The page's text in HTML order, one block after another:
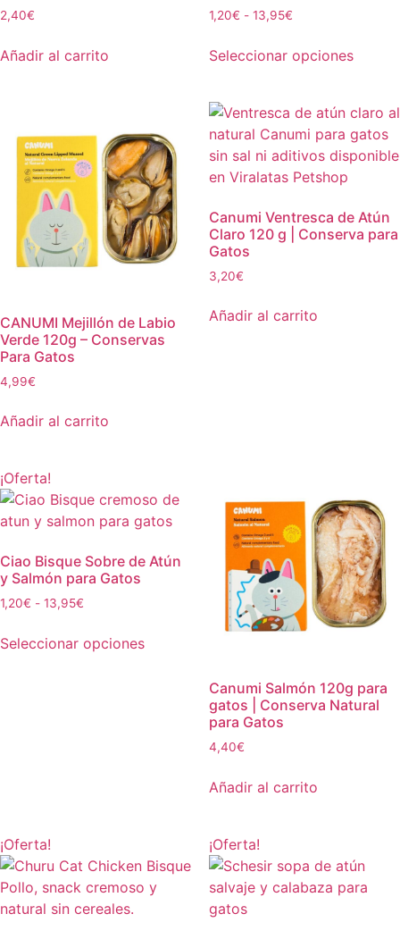
2,40€
Añadir al carrito
1,20€ - 13,95€
Seleccionar opciones
CANUMI Mejillón de Labio
Verde 120g – Conservas
Para Gatos
4,99€
Añadir al carrito
Canumi Ventresca de Atún
Claro 120 g | Conserva para
Gatos
3,20€
Añadir al carrito
¡Oferta!
Ciao Bisque Sobre de Atún
y Salmón para Gatos
1,20€ - 13,95€
Seleccionar opciones
Canumi Salmón 120g para
gatos | Conserva Natural
para Gatos
4,40€
Añadir al carrito
¡Oferta! ¡Oferta!